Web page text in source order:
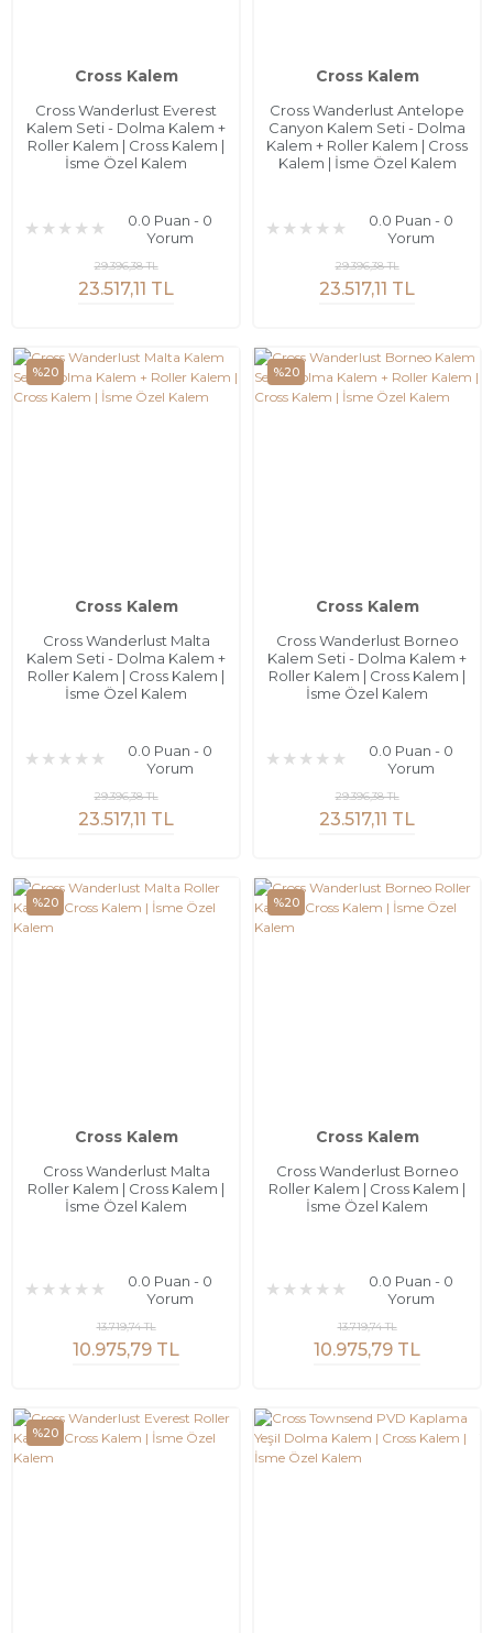
Cross Kalem
Cross Wanderlust Everest
Kalem Seti - Dolma Kalem +
Roller Kalem | Cross Kalem |
İsme Özel Kalem
0.0 Puan - 0
Yorum
23.517,11 TL
29.396,38 TL
Cross Kalem
Cross Wanderlust Antelope
Canyon Kalem Seti - Dolma
Kalem + Roller Kalem | Cross
Kalem | İsme Özel Kalem
0.0 Puan - 0
Yorum
23.517,11 TL
29.396,38 TL
%20
Cross Kalem
Cross Wanderlust Malta
Kalem Seti - Dolma Kalem +
Roller Kalem | Cross Kalem |
İsme Özel Kalem
0.0 Puan - 0
Yorum
23.517,11 TL
29.396,38 TL
%20
Cross Kalem
Cross Wanderlust Borneo
Kalem Seti - Dolma Kalem +
Roller Kalem | Cross Kalem |
İsme Özel Kalem
0.0 Puan - 0
Yorum
23.517,11 TL
29.396,38 TL
%20
Cross Kalem
Cross Wanderlust Malta
Roller Kalem | Cross Kalem |
İsme Özel Kalem
0.0 Puan - 0
Yorum
10.975,79 TL
13.719,74 TL
%20
Cross Kalem
Cross Wanderlust Borneo
Roller Kalem | Cross Kalem |
İsme Özel Kalem
0.0 Puan - 0
Yorum
10.975,79 TL
13.719,74 TL
%20